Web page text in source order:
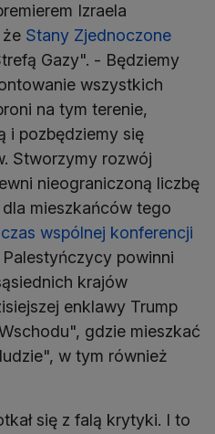
Izraela
że Stany Zjednoczone
Gazy". - Będziemy
wszystkich
na tym terenie,
i pozbędziemy się
Stworzymy rozwój
nieograniczoną liczbę
mieszkańców tego
wspólnej konferencji
Palestyńczycy powinni
krajów
enklawy Trump
gdzie mieszkać
w tym również
się z falą krytyki. I to